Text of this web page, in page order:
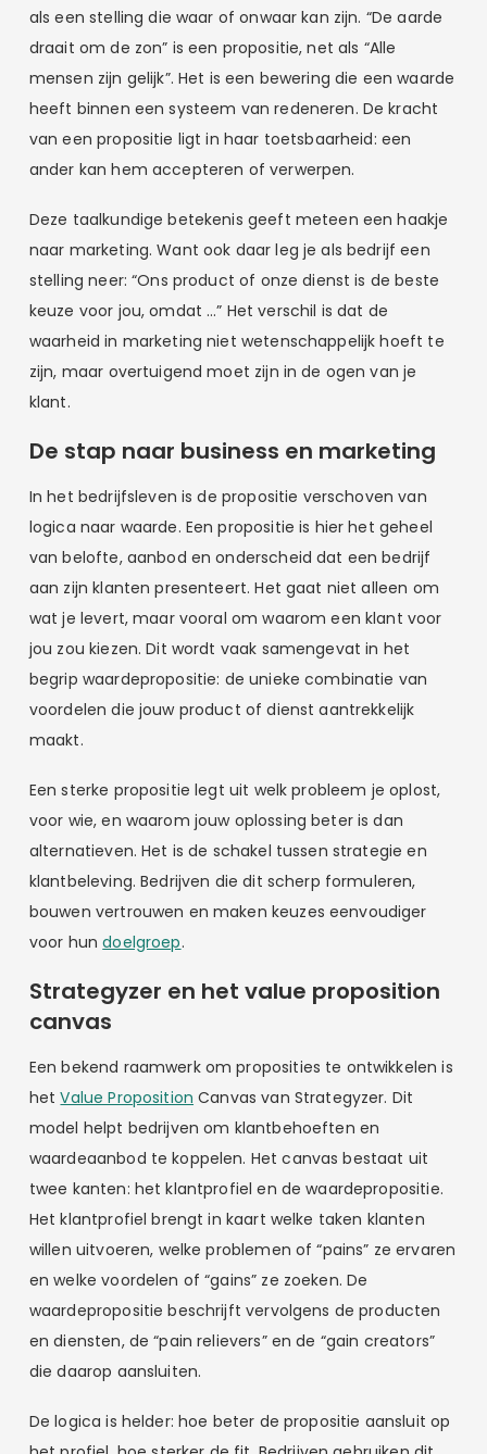
als een stelling die waar of onwaar kan zijn. “De aarde
draait om de zon” is een propositie, net als “Alle
mensen zijn gelijk”. Het is een bewering die een waarde
heeft binnen een systeem van redeneren. De kracht
van een propositie ligt in haar toetsbaarheid: een
ander kan hem accepteren of verwerpen.
Deze taalkundige betekenis geeft meteen een haakje
naar marketing. Want ook daar leg je als bedrijf een
stelling neer: “Ons product of onze dienst is de beste
keuze voor jou, omdat …” Het verschil is dat de
waarheid in marketing niet wetenschappelijk hoeft te
zijn, maar overtuigend moet zijn in de ogen van je
klant.
De stap naar business en marketing
In het bedrijfsleven is de propositie verschoven van
logica naar waarde. Een propositie is hier het geheel
van belofte, aanbod en onderscheid dat een bedrijf
aan zijn klanten presenteert. Het gaat niet alleen om
wat je levert, maar vooral om waarom een klant voor
jou zou kiezen. Dit wordt vaak samengevat in het
begrip waardepropositie: de unieke combinatie van
voordelen die jouw product of dienst aantrekkelijk
maakt.
Een sterke propositie legt uit welk probleem je oplost,
voor wie, en waarom jouw oplossing beter is dan
alternatieven. Het is de schakel tussen strategie en
klantbeleving. Bedrijven die dit scherp formuleren,
bouwen vertrouwen en maken keuzes eenvoudiger
voor hundoelgroep.
Strategyzer en het value proposition
canvas
Een bekend raamwerk om proposities te ontwikkelen is
hetValue Proposition Canvas van Strategyzer. Dit
model helpt bedrijven om klantbehoeften en
waardeaanbod te koppelen. Het canvas bestaat uit
twee kanten: het klantprofiel en de waardepropositie.
Het klantprofiel brengt in kaart welke taken klanten
willen uitvoeren, welke problemen of “pains” ze ervaren
en welke voordelen of “gains” ze zoeken. De
waardepropositie beschrijft vervolgens de producten
en diensten, de “pain relievers” en de “gain creators”
die daarop aansluiten.
De logica is helder: hoe beter de propositie aansluit op